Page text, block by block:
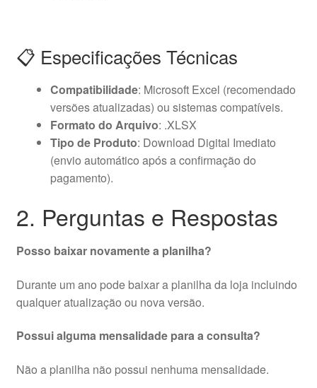
📋 Especificações Técnicas
Compatibilidade: Microsoft Excel (recomendado
versões atualizadas) ou sistemas compatíveis.
Formato do Arquivo: .XLSX
Tipo de Produto: Download Digital Imediato
(envio automático após a confirmação do
pagamento).
2. Perguntas e Respostas
Posso baixar novamente a planilha?
Durante um ano pode baixar a planilha da loja incluindo
qualquer atualização ou nova versão.
Possui alguma mensalidade para a consulta?
Não a planilha não possui nenhuma mensalidade.